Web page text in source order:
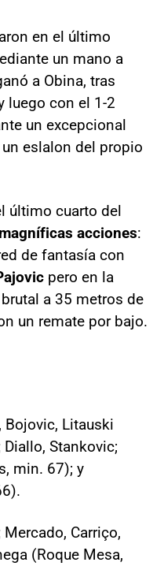
en el último
un mano a
a Obina, tras
luego con el 1-2
un excepcional
eslalon del propio
último cuarto del
acciones:
de fantasía con
pero en la
a 35 metros de
un remate por bajo.
Bojovic, Litauski
Stankovic;
min. 67); y
Mercado, Carriço,
(Roque Mesa,